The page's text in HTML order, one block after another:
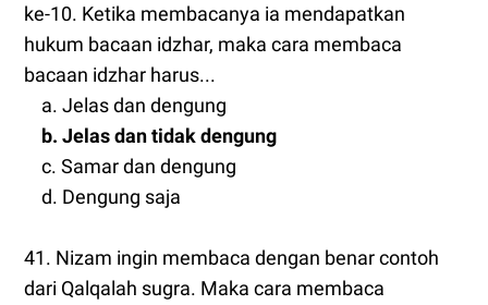
ke-10. Ketika membacanya ia mendapatkan
hukum bacaan idzhar, maka cara membaca
bacaan idzhar harus...
a. Jelas dan dengung
b. Jelas dan tidak dengung
c. Samar dan dengung
d. Dengung saja
41. Nizam ingin membaca dengan benar contoh
dari Qalqalah sugra. Maka cara membaca